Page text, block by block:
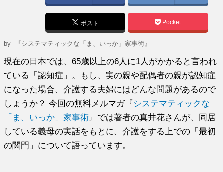
ポスト Pocket
by 『システマティックな「ま、いっか」家事術』
現在の日本では、65歳以上の6人に1人がかかると言われ
ている「認知症」。もし、実の親や配偶者の親が認知症
になった場合、介護する夫婦にはどんな問題があるので
しょうか？ 今回の無料メルマガ『 システマティックな
「ま、いっか」家事術 』では著者の真井花さんが、同居
している義母の実話をもとに、介護をする上での「最初
の関門」について語っています。